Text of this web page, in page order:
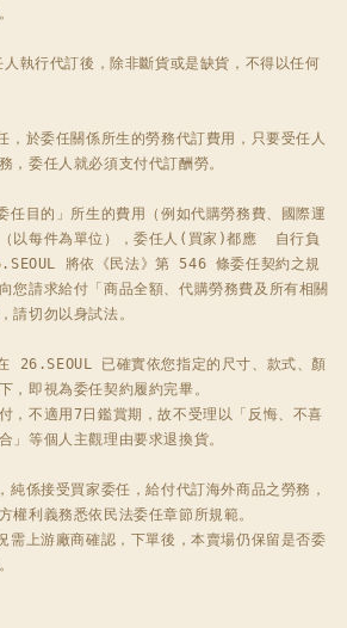
執行代訂後，除非斷貨或是缺貨，不得以任何
於委任關係所生的勞務代訂費用，只要受任人
，委任人就必須支付代訂酬勞。
目的」所生的費用（例如代購勞務費、國際運
以每件為單位），委任人(買家)都應  自行負
將依《民法》第 546 條委任契約之規
您請求給付「商品全額、代購勞務費及所有相關
請切勿以身試法。
26.SEOUL 已確實依您指定的尺寸、款式、顏
，即視為委任契約履約完畢。
，不適用7日鑑賞期，故不受理以「反悔、不喜
」等個人主觀理由要求退換貨。
係接受買家委任，給付代訂海外商品之勞務，
權利義務悉依民法委任章節所規範。
上游廠商確認，下單後，本賣場仍保留是否委